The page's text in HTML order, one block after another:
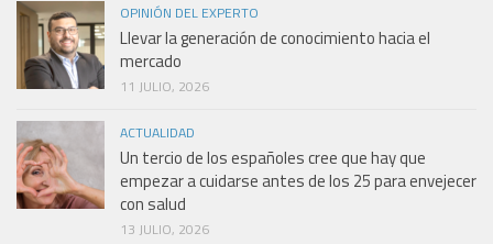
OPINIÓN DEL EXPERTO
Llevar la generación de conocimiento hacia el
mercado
11 JULIO, 2026
ACTUALIDAD
Un tercio de los españoles cree que hay que
empezar a cuidarse antes de los 25 para envejecer
con salud
13 JULIO, 2026